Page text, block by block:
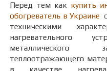
Перед тем как купить
обогреватель в Украине
техническими
нагревательного
металлического
теплоотражающего